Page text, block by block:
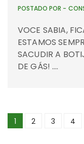
POSTADO POR -
VOCE SABIA,
ESTAMOS
SACUDIR A
DE GÁS! ….
Navegação
1 2 3 4